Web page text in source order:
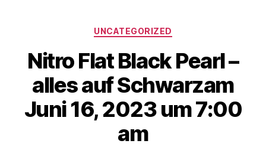
Deine
Plattform
für
Golfbegeisterte!
Kategorien
UNCATEGORIZED
Nitro Flat Black Pearl –
alles auf Schwarzam
Juni 16, 2023 um 7:00
am